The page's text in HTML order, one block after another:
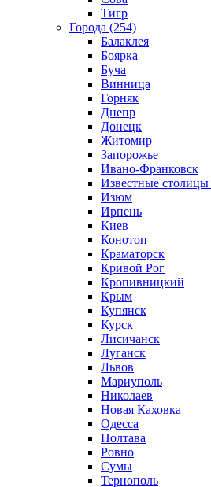
Тигр
Города (254)
Балаклея
Боярка
Буча
Винница
Горняк
Днепр
Донецк
Житомир
Запорожье
Ивано-Франковск
Известные
Изюм
Ирпень
Киев
Конотоп
Краматорск
Кривой Рог
Кропивницкий
Крым
Купянск
Курск
Лисичанск
Луганск
Львов
Мариуполь
Николаев
Новая Каховка
Одесса
Полтава
Ровно
Сумы
Тернополь